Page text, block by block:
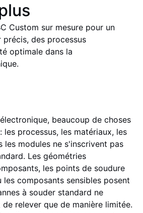
Custom sur mesure pour un
des processus
optimale dans la
beaucoup de choses
les processus, les matériaux, les
les modules ne s'inscrivent pas
Les géométries
les points de soudure
composants sensibles posent
à souder standard ne
relever que de manière limitée.